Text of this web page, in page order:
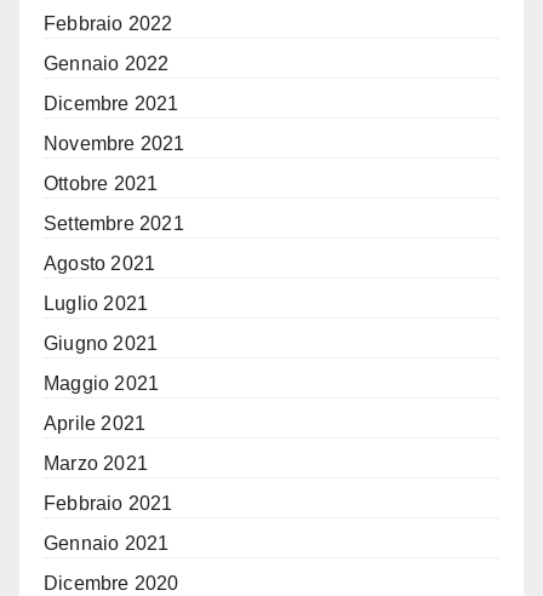
Febbraio 2022
Gennaio 2022
Dicembre 2021
Novembre 2021
Ottobre 2021
Settembre 2021
Agosto 2021
Luglio 2021
Giugno 2021
Maggio 2021
Aprile 2021
Marzo 2021
Febbraio 2021
Gennaio 2021
Dicembre 2020